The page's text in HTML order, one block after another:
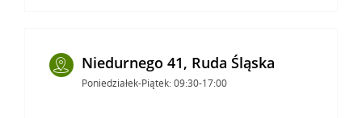
Niedurnego 41, Ruda Śląska
Poniedziałek-Piątek: 09:30-17:00